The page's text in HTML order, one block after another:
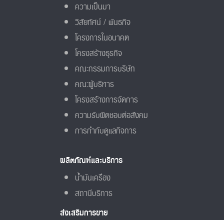
ความเป็นมา
วิสัยทัศน์ / พันธกิจ
โครงการในอนาคต
โครงสร้างธุรกิจ
คณะกรรมการบริษัท
คณะผู้บริหาร
โครงสร้างการจัดการ
ความรับผิดชอบต่อสังคม
การกำกับดูแลกิจการ
ผลิตภัณฑ์และบริการ
น้ำมันเครื่อง
สถานีบริการ
ส่งเสริมการขาย